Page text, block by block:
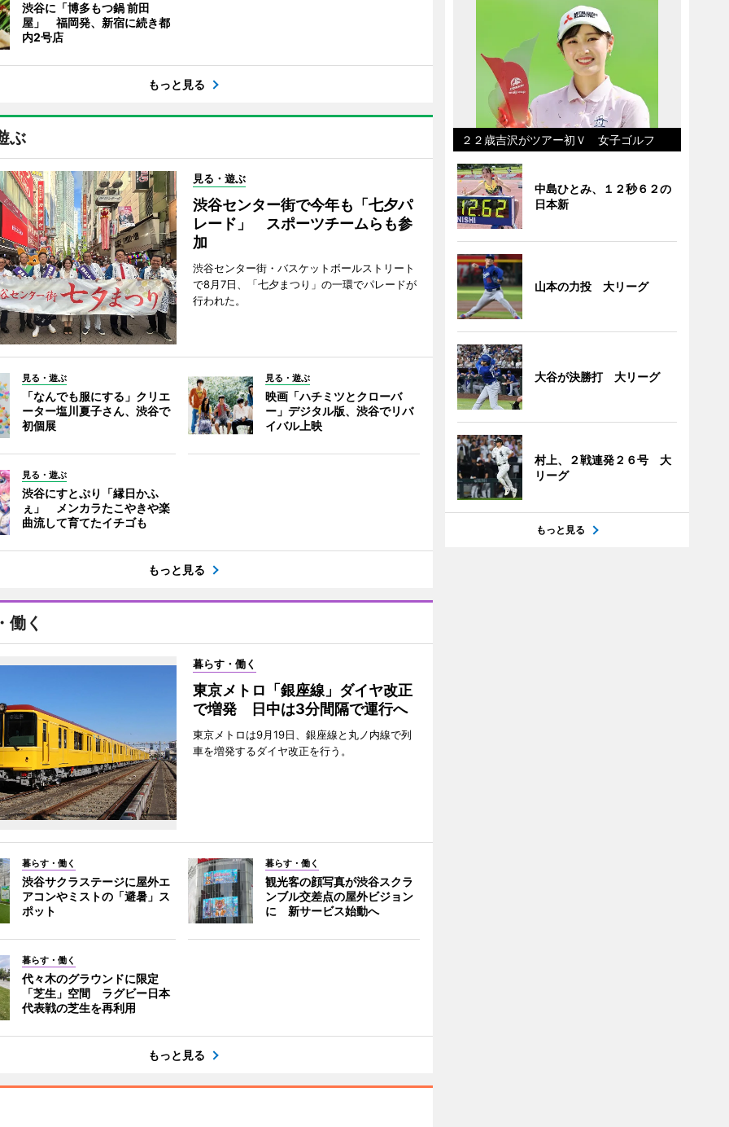
渋谷に「博多もつ鍋 前田
屋」 福岡発、新宿に続き都
内2号店
もっと見る
ぶ
見る・遊ぶ
渋谷センター街で今年も「七夕パ
レード」 スポーツチームらも参
加
渋谷センター街・バスケットボールストリート
で8月7日、「七夕まつり」の一環でパレードが
行われた。
見る・遊ぶ
「なんでも服にする」クリエ
ーター塩川夏子さん、渋谷で
初個展
見る・遊ぶ
映画「ハチミツとクローバ
ー」デジタル版、渋谷でリバ
イバル上映
見る・遊ぶ
渋谷にすとぷり「縁日かふ
ぇ」 メンカラたこやきや楽
曲流して育てたイチゴも
もっと見る
働く
暮らす・働く
東京メトロ「銀座線」ダイヤ改正
で増発 日中は3分間隔で運行へ
東京メトロは9月19日、銀座線と丸ノ内線で列
車を増発するダイヤ改正を行う。
暮らす・働く
渋谷サクラステージに屋外エ
アコンやミストの「避暑」ス
ポット
暮らす・働く
観光客の顔写真が渋谷スクラ
ンブル交差点の屋外ビジョン
に 新サービス始動へ
暮らす・働く
代々木のグラウンドに限定
「芝生」空間 ラグビー日本
代表戦の芝生を再利用
もっと見る
２２歳吉沢がツアー初Ｖ 女子ゴルフ
中島ひとみ、１２秒６２の
日本新
山本の力投 大リーグ
大谷が決勝打 大リーグ
村上、２戦連発２６号 大
リーグ
もっと見る